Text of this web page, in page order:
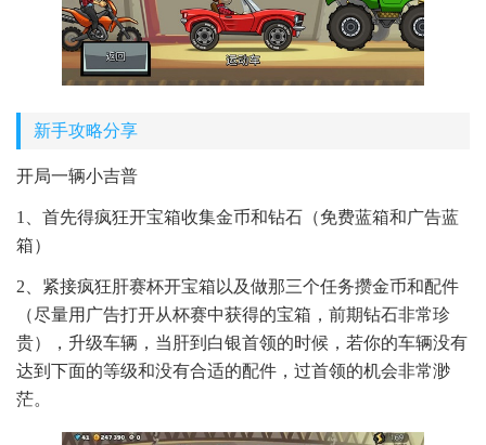
新手攻略分享
开局一辆小吉普
1、首先得疯狂开宝箱收集金币和钻石（免费蓝箱和广告蓝
箱）
2、紧接疯狂肝赛杯开宝箱以及做那三个任务攒金币和配件
（尽量用广告打开从杯赛中获得的宝箱，前期钻石非常珍
贵），升级车辆，当肝到白银首领的时候，若你的车辆没有
达到下面的等级和没有合适的配件，过首领的机会非常渺
茫。